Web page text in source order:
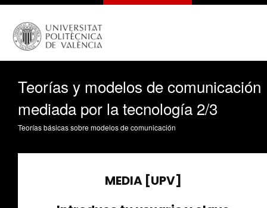
Teorías y modelos de comunicación
mediada por la tecnología 2/3
Teorías básicas sobre modelos de comunicación